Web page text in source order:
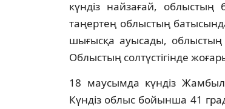
күндіз найзағай, облыстың
таңертең облыстың
шығысқа ауысады, облыстың
Облыстың солтүстігінде
18 маусымда күндіз
Күндіз облыс бойынша 41